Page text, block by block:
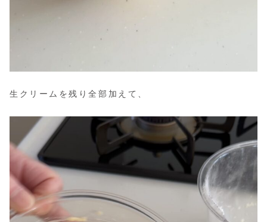
生クリームを残り全部加えて、